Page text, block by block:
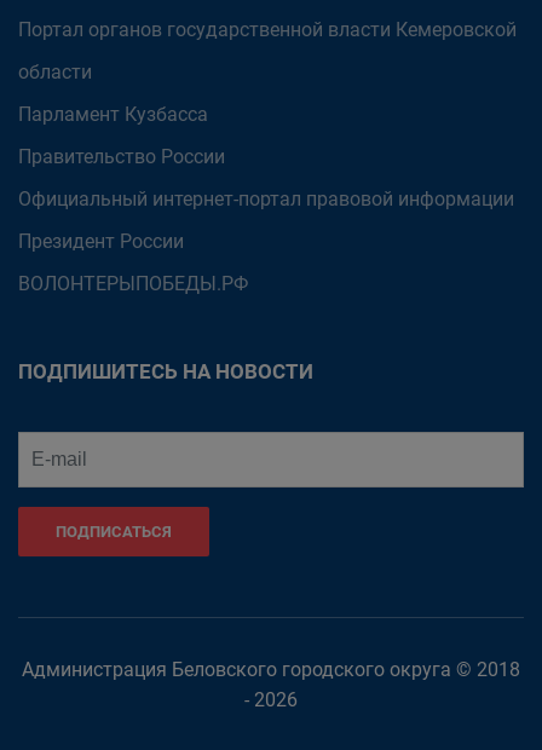
Портал органов государственной власти Кемеровской
области
Парламент Кузбасса
Правительство России
Официальный интернет-портал правовой информации
Президент России
ВОЛОНТЕРЫПОБЕДЫ.РФ
ПОДПИШИТЕСЬ НА НОВОСТИ
ПОДПИСАТЬСЯ
Администрация Беловского городского округа © 2018
- 2026